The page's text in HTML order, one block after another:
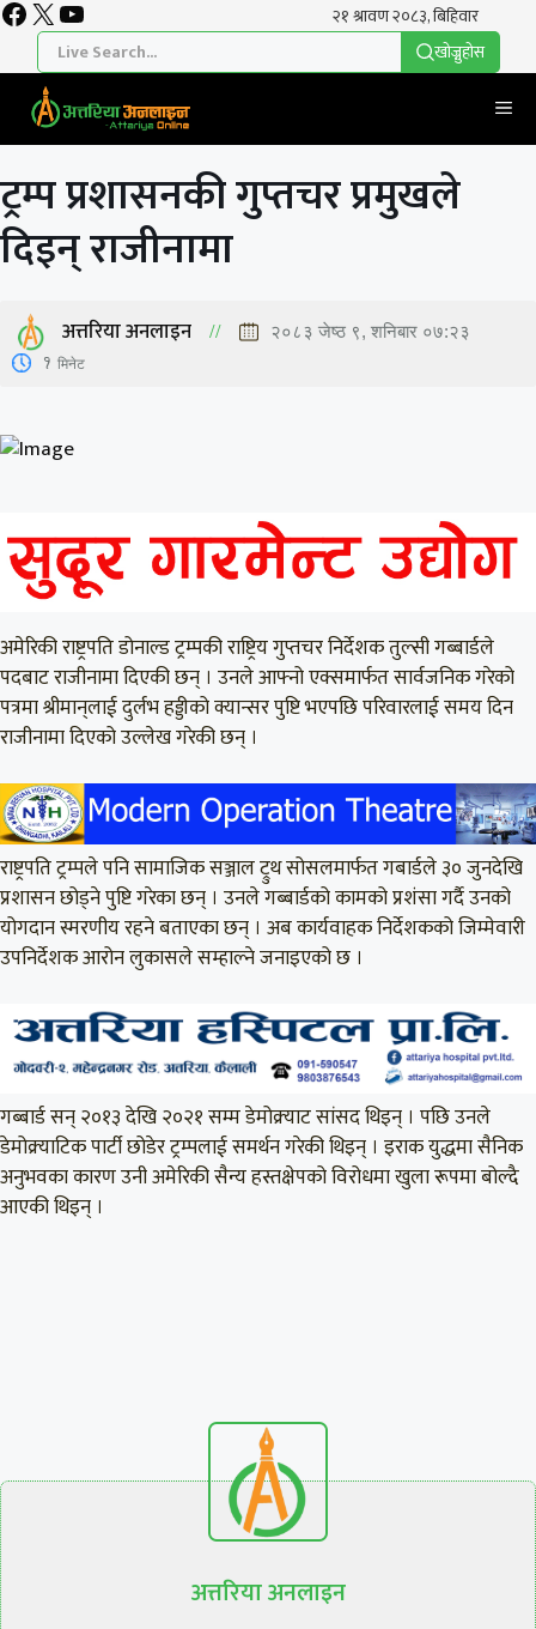
Skip
content
Facebook
X YouTube
खाेज्नुहाेस
ट्रम्प प्रशासनकी गुप्तचर प्रमुखले
दिइन् राजीनामा
अत्तरिया अनलाइन २०८३ जेष्ठ ९, शनिबार ०७:२३
1 मिनेट
अमेरिकी राष्ट्रपति डोनाल्ड ट्रम्पकी राष्ट्रिय गुप्तचर निर्देशक तुल्सी गब्बार्डले
पदबाट राजीनामा दिएकी छन् । उनले आफ्नो एक्समार्फत सार्वजनिक गरेको
पत्रमा श्रीमान्‌लाई दुर्लभ हड्डीको क्यान्सर पुष्टि भएपछि परिवारलाई समय दिन
राजीनामा दिएको उल्लेख गरेकी छन् ।
राष्ट्रपति ट्रम्पले पनि सामाजिक सञ्जाल ट्रुथ सोसलमार्फत गबार्डले ३० जुनदेखि
प्रशासन छोड्ने पुष्टि गरेका छन् । उनले गब्बार्डको कामको प्रशंसा गर्दै उनको
योगदान स्मरणीय रहने बताएका छन् । अब कार्यवाहक निर्देशकको जिम्मेवारी
उपनिर्देशक आरोन लुकासले सम्हाल्ने जनाइएको छ ।
गब्बार्ड सन् २०१३ देखि २०२१ सम्म डेमोक्र्याट सांसद थिइन् । पछि उनले
डेमोक्र्याटिक पार्टी छोडेर ट्रम्पलाई समर्थन गरेकी थिइन् । इराक युद्धमा सैनिक
अनुभवका कारण उनी अमेरिकी सैन्य हस्तक्षेपको विरोधमा खुला रूपमा बोल्दै
आएकी थिइन् ।
अत्तरिया अनलाइन